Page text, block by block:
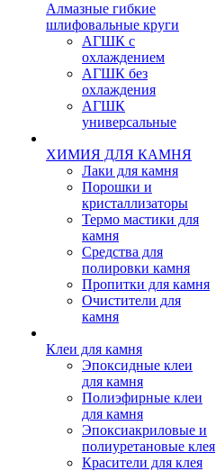
Алмазные гибкие
шлифовальные круги
АГШК с
охлаждением
АГШК без
охлаждения
АГШК
универсальные
ХИМИЯ ДЛЯ КАМНЯ
Лаки для камня
Порошки и
кристаллизаторы
Термо мастики для
камня
Средства для
полировки камня
Пропитки для камня
Очистители для
камня
Клеи для камня
Эпоксидные клеи
для камня
Полиэфирные клеи
для камня
Эпоксиакриловые и
полиуретановые клея
Красители для клея